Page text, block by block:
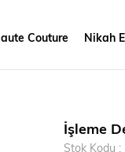
Couture Nikah
İşleme
Stok Kodu